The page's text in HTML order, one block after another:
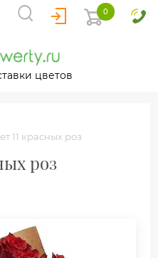
0
цветов
11 красных роз
роз